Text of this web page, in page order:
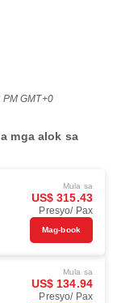
GMT+0
mga alok sa
Mula sa
US$ 315.43
Presyo/ Pax
Mag-book
Mula sa
US$ 134.94
Presyo/ Pax